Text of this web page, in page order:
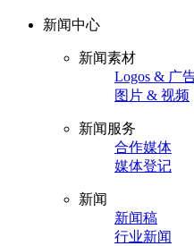
新闻中心
新闻素材
Logos & 广
图片 & 视频
新闻服务
合作媒体
媒体登记
新闻
新闻稿
行业新闻